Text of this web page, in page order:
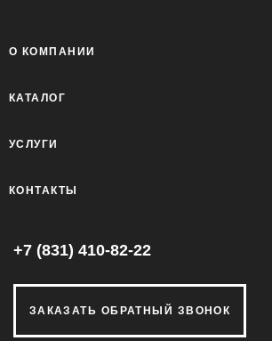
О КОМПАНИИ
КАТАЛОГ
УСЛУГИ
КОНТАКТЫ
+7 (831) 410-82-22
ЗАКАЗАТЬ ОБРАТНЫЙ ЗВОНОК